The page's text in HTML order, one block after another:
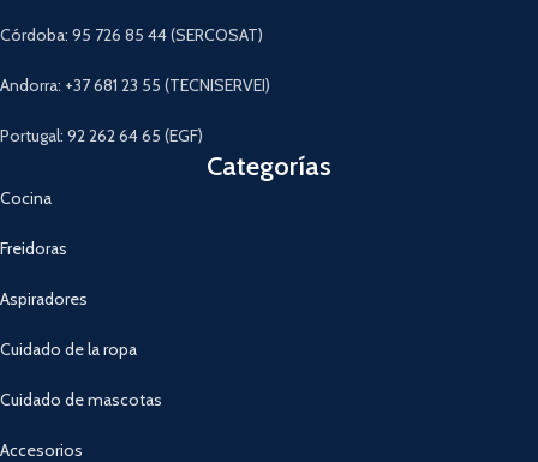
Córdoba: 95 726 85 44 (SERCOSAT)
Andorra: +37 681 23 55 (TECNISERVEI)
Portugal: 92 262 64 65 (EGF)
Categorías
Cocina
Freidoras
Aspiradores
Cuidado de la ropa
Cuidado de mascotas
Accesorios